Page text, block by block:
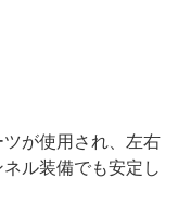
が使用され、左右
ル装備でも安定し